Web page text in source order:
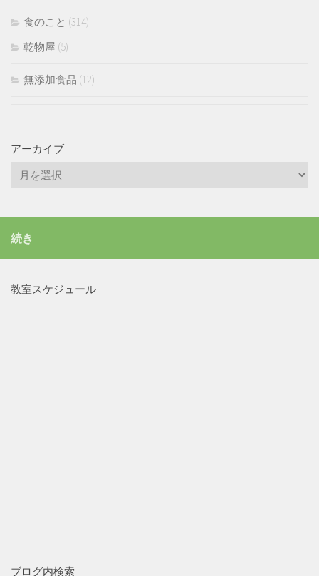
食のこと (314)
乾物屋 (5)
無添加食品 (12)
アーカイブ
続き
教室スケジュール
ブログ内検索